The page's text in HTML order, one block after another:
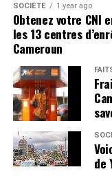
considérable.
Que va-t-il
La suite de cette
démarches
avoir perdu leur
ou le sont
chercher à
personnes sont
SOCIÉTÉ 1 year ago
Obtenez votre CNI
les 13 centres
Cameroun
de